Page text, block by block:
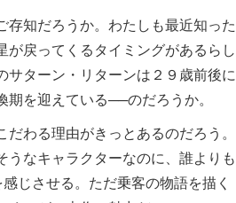
知だろうか。わたしも最近知った
戻ってくるタイミングがあるらし
サターン・リターンは２９歳前後に
を迎えている──のだろうか。
わる理由がきっとあるのだろう。
なキャラクターなのに、誰よりも
じさせる。ただ乗客の物語を描く